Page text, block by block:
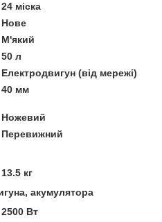
24 міска
Нове
М'який
50 л
Електродвигун (від мережі)
40 мм
Ножевий
Перевижний
13.5 кг
акумулятора
2500 Вт